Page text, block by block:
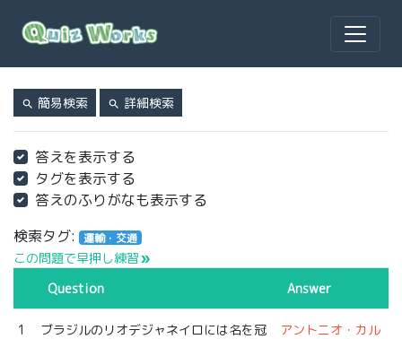
search 簡易検索 search 詳細検索
答えを表示する
タグを表示する
答えのふりがなも表示する
検索タグ:
運輸・交通
この問題で早押し練習 double_arrow
Question Answer
1
ブラジルのリオデジャネイロには名を冠
アントニオ・カル